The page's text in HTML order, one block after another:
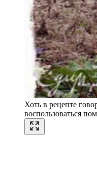
Хоть в рецепте
воспользоваться